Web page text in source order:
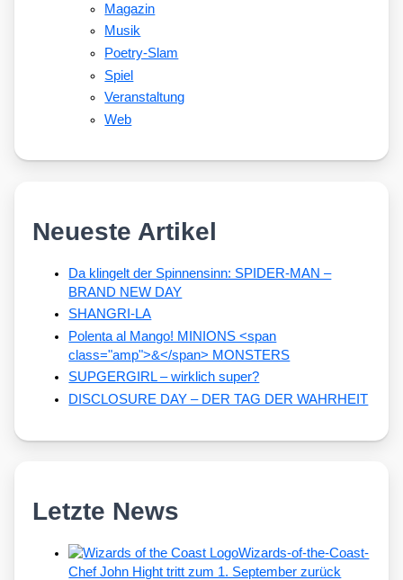
Magazin
Musik
Poetry-Slam
Spiel
Veranstaltung
Web
Neueste Artikel
Da klingelt der Spinnensinn: SPIDER-MAN –
BRAND NEW DAY
SHANGRI-LA
Polenta al Mango! MINIONS <span
class="amp">&</span> MONSTERS
SUPGERGIRL – wirklich super?
DISCLOSURE DAY – DER TAG DER WAHRHEIT
Letzte News
Wizards-of-the-Coast-
Chef John Hight tritt zum 1. September zurück